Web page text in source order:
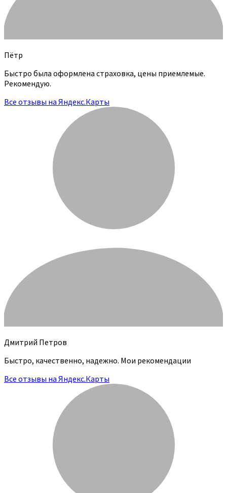
Пётр
Быстро была оформлена страховка, цены приемлемые.
Рекомендую.
Все отзывы на Яндекс.Карты
Дмитрий Петров
Быстро, качественно, надежно. Мои рекомендации
Все отзывы на Яндекс.Карты